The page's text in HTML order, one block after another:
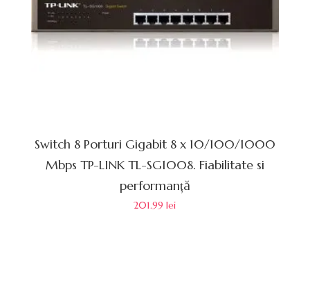
Switch 8 Porturi Gigabit 8 x 10/100/1000
Mbps TP-LINK TL-SG1008. Fiabilitate si
performanță
201.99lei